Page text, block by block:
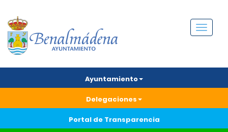
Menú
Ayuntamiento
Delegaciones
Portal de Transparencia